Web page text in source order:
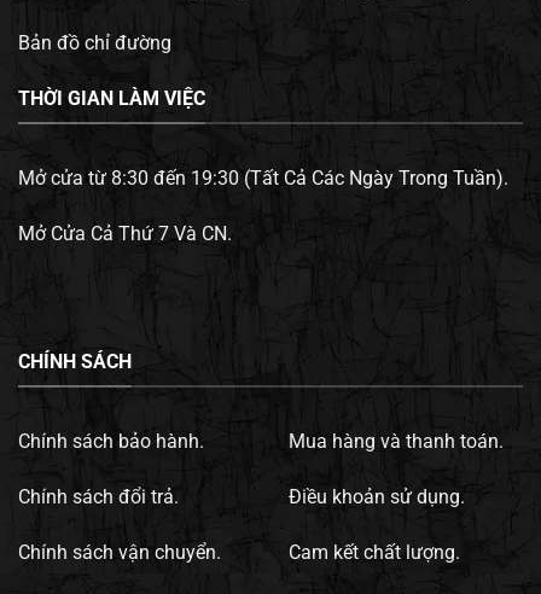
Bản đồ chỉ đường
THỜI GIAN LÀM VIỆC
Mở cửa từ 8:30 đến 19:30 (Tất Cả Các Ngày Trong Tuần).
Mở Cửa Cả Thứ 7 Và CN.
CHÍNH SÁCH
Chính sách bảo hành.
Chính sách đổi trả.
Chính sách vận chuyển.
Mua hàng và thanh toán.
Điều khoản sử dụng.
Cam kết chất lượng.